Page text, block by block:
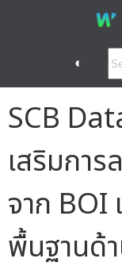
◐
SCB
เสริมกา
จาก BOI
พื้นฐานด้